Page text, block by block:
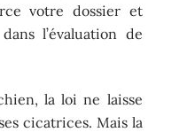
votre dossier et
l’évaluation de
la loi ne laisse
cicatrices. Mais la